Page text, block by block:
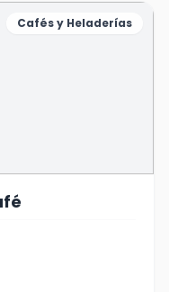
Cafés y Heladerías